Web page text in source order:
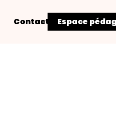
Contact Espace